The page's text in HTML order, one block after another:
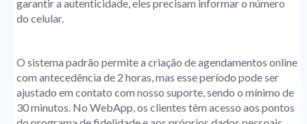
garantir a autenticidade, eles precisam informar o número
do celular.
O sistema padrão permite a criação de agendamentos online
com antecedência de 2 horas, mas esse período pode ser
ajustado em contato com nosso suporte, sendo o mínimo de
30 minutos. No WebApp, os clientes têm acesso aos pontos